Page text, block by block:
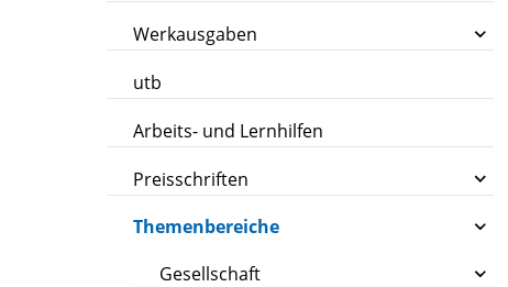
Werkausgaben
utb
Arbeits- und Lernhilfen
Preisschriften
Themenbereiche
Gesellschaft